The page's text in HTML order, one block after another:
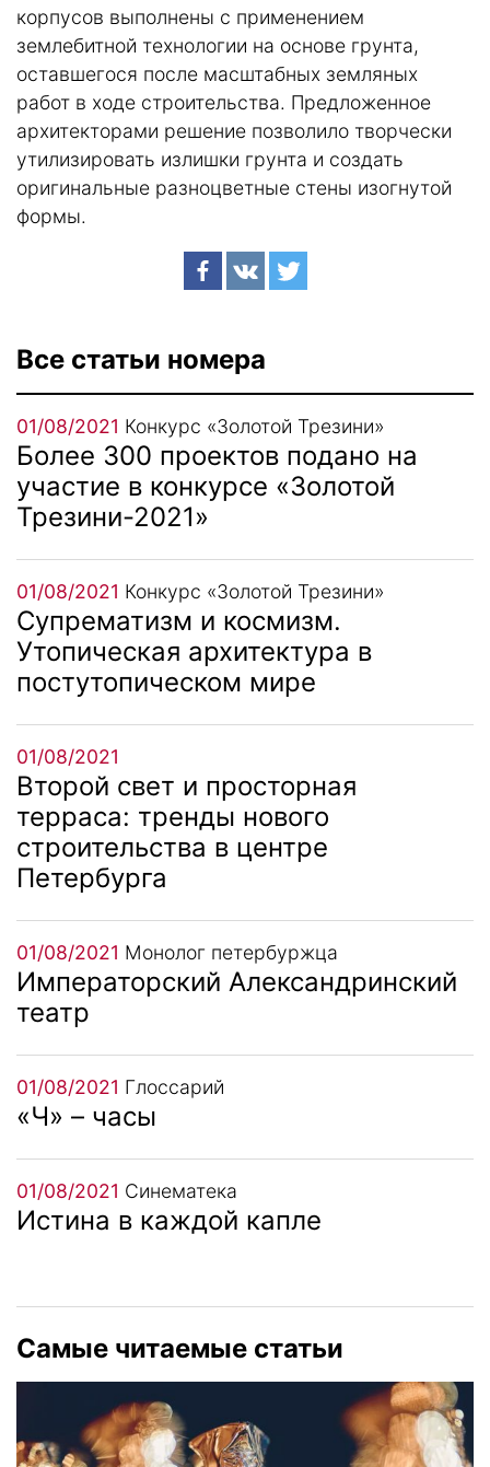
корпусов выполнены с применением
землебитной технологии на основе грунта,
оставшегося после масштабных земляных
работ в ходе строительства. Предложенное
архитекторами решение позволило творчески
утилизировать излишки грунта и создать
оригинальные разноцветные стены изогнутой
формы.
Все статьи номера
01/08/2021 Конкурс «Золотой Трезини»
Более 300 проектов подано на
участие в конкурсе «Золотой
Трезини-2021»
01/08/2021 Конкурс «Золотой Трезини»
Супрематизм и космизм.
Утопическая архитектура в
постутопическом мире
01/08/2021
Второй свет и просторная
терраса: тренды нового
строительства в центре
Петербурга
01/08/2021 Монолог петербуржца
Императорский Александринский
театр
01/08/2021 Глоссарий
«Ч» – часы
01/08/2021 Синематека
Истина в каждой капле
Самые читаемые статьи